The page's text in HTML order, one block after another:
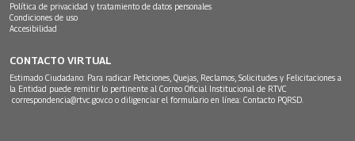
Política de privacidad y tratamiento de datos personales
Condiciones de uso
Accesibilidad
CONTACTO VIRTUAL
Estimado Ciudadano: Para radicar Peticiones, Quejas, Reclamos, Solicitudes y Felicitaciones a
la Entidad puede remitir lo pertinente al Correo Oficial Institucional de RTVC
correspondencia@rtvc.gov.co o diligenciar el formulario en línea: Contacto PQRSD.